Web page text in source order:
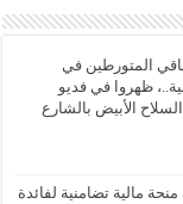
المتورطين في
ظهروا في فديو
الأبيض بالشارع
مالية تضامنية لفائدة